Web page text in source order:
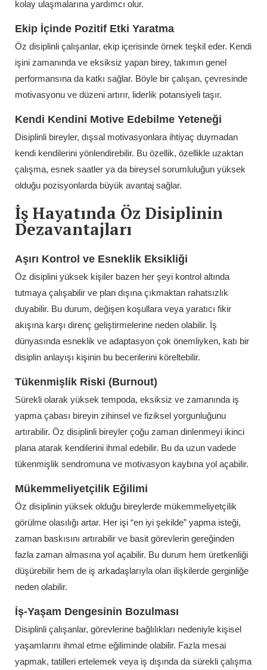
kolay ulaşmalarına yardımcı olur.
Ekip İçinde Pozitif Etki Yaratma
Öz disiplinli çalışanlar, ekip içerisinde örnek teşkil eder. Kendi
işini zamanında ve eksiksiz yapan birey, takımın genel
performansına da katkı sağlar. Böyle bir çalışan, çevresinde
motivasyonu ve düzeni artırır, liderlik potansiyeli taşır.
Kendi Kendini Motive Edebilme Yeteneği
Disiplinli bireyler, dışsal motivasyonlara ihtiyaç duymadan
kendi kendilerini yönlendirebilir. Bu özellik, özellikle uzaktan
çalışma, esnek saatler ya da bireysel sorumluluğun yüksek
olduğu pozisyonlarda büyük avantaj sağlar.
İş Hayatında Öz Disiplinin
Dezavantajları
Aşırı Kontrol ve Esneklik Eksikliği
Öz disiplini yüksek kişiler bazen her şeyi kontrol altında
tutmaya çalışabilir ve plan dışına çıkmaktan rahatsızlık
duyabilir. Bu durum, değişen koşullara veya yaratıcı fikir
akışına karşı direnç geliştirmelerine neden olabilir. İş
dünyasında esneklik ve adaptasyon çok önemliyken, katı bir
disiplin anlayışı kişinin bu becerilerini köreltebilir.
Tükenmişlik Riski (Burnout)
Sürekli olarak yüksek tempoda, eksiksiz ve zamanında iş
yapma çabası bireyin zihinsel ve fiziksel yorgunluğunu
artırabilir. Öz disiplinli bireyler çoğu zaman dinlenmeyi ikinci
plana atarak kendilerini ihmal edebilir. Bu da uzun vadede
tükenmişlik sendromuna ve motivasyon kaybına yol açabilir.
Mükemmeliyetçilik Eğilimi
Öz disiplinin yüksek olduğu bireylerde mükemmeliyetçilik
görülme olasılığı artar. Her işi “en iyi şekilde” yapma isteği,
zaman baskısını artırabilir ve basit görevlerin gereğinden
fazla zaman almasına yol açabilir. Bu durum hem üretkenliği
düşürebilir hem de iş arkadaşlarıyla olan ilişkilerde gerginliğe
neden olabilir.
İş-Yaşam Dengesinin Bozulması
Disiplinli çalışanlar, görevlerine bağlılıkları nedeniyle kişisel
yaşamlarını ihmal etme eğiliminde olabilir. Fazla mesai
yapmak, tatilleri ertelemek veya iş dışında da sürekli çalışma